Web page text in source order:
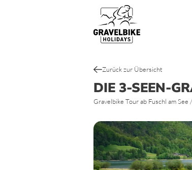
Gravelbike Touren
Top Gravel Bike
Zurück zur Übersicht
DIE 3-SEEN-
Gravelbike Tour ab Fuschl am